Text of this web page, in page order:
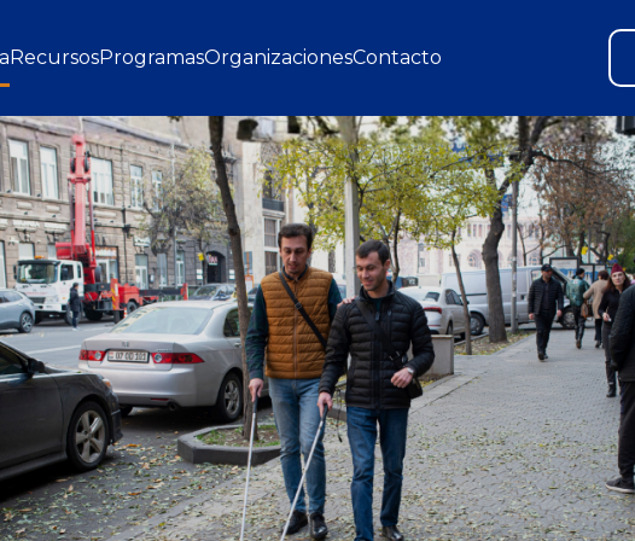
RecursosProgramasOrganizacionesContacto